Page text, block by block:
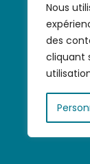
Nous
des
cliquant